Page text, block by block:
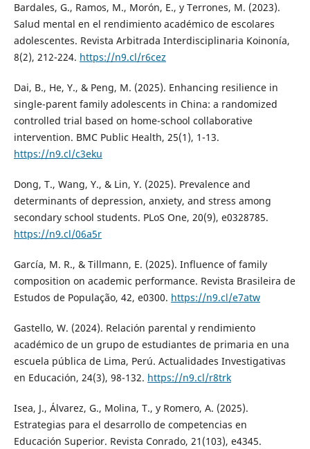
Bardales, G., Ramos, M., Morón, E., y Terrones, M. (2023).
Salud mental en el rendimiento académico de escolares
adolescentes. Revista Arbitrada Interdisciplinaria Koinonía,
8(2), 212-224. https://n9.cl/r6cez
Dai, B., He, Y., & Peng, M. (2025). Enhancing resilience in
single-parent family adolescents in China: a randomized
controlled trial based on home-school collaborative
intervention. BMC Public Health, 25(1), 1-13.
https://n9.cl/c3eku
Dong, T., Wang, Y., & Lin, Y. (2025). Prevalence and
determinants of depression, anxiety, and stress among
secondary school students. PLoS One, 20(9), e0328785.
https://n9.cl/06a5r
García, M. R., & Tillmann, E. (2025). Influence of family
composition on academic performance. Revista Brasileira de
Estudos de População, 42, e0300. https://n9.cl/e7atw
Gastello, W. (2024). Relación parental y rendimiento
académico de un grupo de estudiantes de primaria en una
escuela pública de Lima, Perú. Actualidades Investigativas
en Educación, 24(3), 98-132. https://n9.cl/r8trk
Isea, J., Álvarez, G., Molina, T., y Romero, A. (2025).
Estrategias para el desarrollo de competencias en
Educación Superior. Revista Conrado, 21(103), e4345.